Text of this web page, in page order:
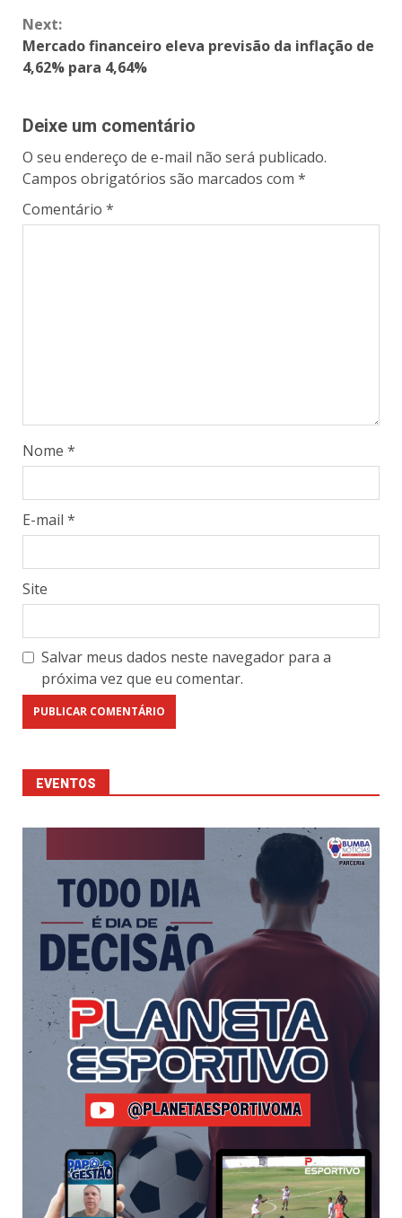
Next:
Mercado financeiro eleva previsão da inflação de
4,62% para 4,64%
Deixe um comentário
O seu endereço de e-mail não será publicado.
Campos obrigatórios são marcados com *
Comentário *
Nome *
E-mail *
Site
Salvar meus dados neste navegador para a
próxima vez que eu comentar.
EVENTOS